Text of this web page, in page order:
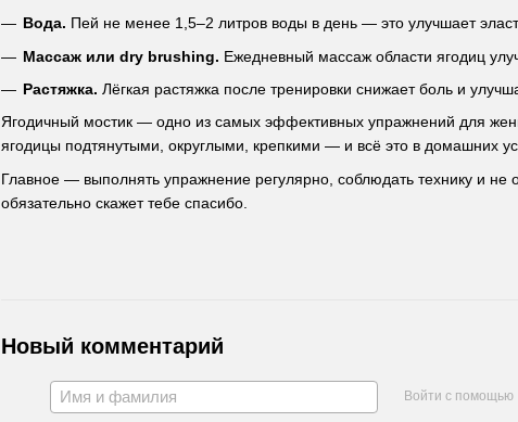
Вода. Пей не менее 1,5–2 литров воды в день — это улучшает
Массаж или dry brushing. Ежедневный массаж области ягодиц
Растяжка. Лёгкая растяжка после тренировки снижает боль и
Ягодичный мостик — одно из самых эффективных упражнений для
ягодицы подтянутыми, округлыми, крепкими — и всё это в домашних
Главное — выполнять упражнение регулярно, соблюдать технику и не
обязательно скажет тебе спасибо.
Новый комментарий
Войти с помощью